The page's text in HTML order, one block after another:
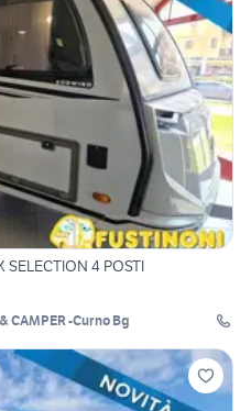
4 POSTI
CAMPER -Curno Bg